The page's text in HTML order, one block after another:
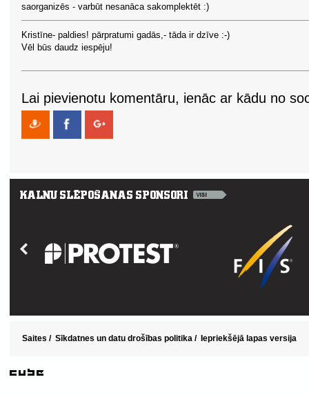
saorganizēs - varbūt nesanāca sakomplektēt :)
Kristīne- paldies! pārpratumi gadās,- tāda ir dzīve :-)
Vēl būs daudz iespēju!
Lai pievienotu komentāru, ienāc ar kādu no
Saites / Sīkdatnes un datu drošības politika / Iepriekšējā lapas versija